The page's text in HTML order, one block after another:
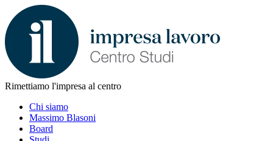
Rimettiamo l'impresa al centro
Chi siamo
Massimo Blasoni
Board